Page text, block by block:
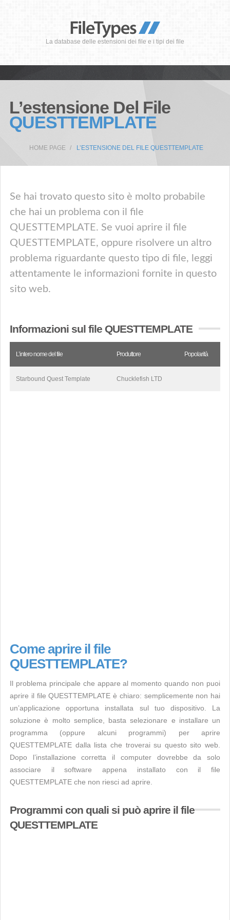
La database delle estensioni dei file e i tipi dei file
L’estensione Del File
QUESTTEMPLATE
HOME PAGE L’ESTENSIONE DEL FILE QUESTTEMPLATE
Se hai trovato questo sito è molto probabile
che hai un problema con il file
QUESTTEMPLATE. Se vuoi aprire il file
QUESTTEMPLATE, oppure risolvere un altro
problema riguardante questo tipo di file, leggi
attentamente le informazioni fornite in questo
sito web.
Informazioni sul file QUESTTEMPLATE
L’intero nome del file Produttore Popolarità
Starbound Quest Template Chucklefish LTD
Come aprire il file
QUESTTEMPLATE?
Il problema principale che appare al momento quando non puoi
aprire il file QUESTTEMPLATE è chiaro: semplicemente non hai
un’applicazione opportuna installata sul tuo dispositivo. La
soluzione è molto semplice, basta selezionare e installare un
programma (oppure alcuni programmi) per aprire
QUESTTEMPLATE dalla lista che troverai su questo sito web.
Dopo l’installazione corretta il computer dovrebbe da solo
associare il software appena installato con il file
QUESTTEMPLATE che non riesci ad aprire.
Programmi con quali si può aprire il file
QUESTTEMPLATE